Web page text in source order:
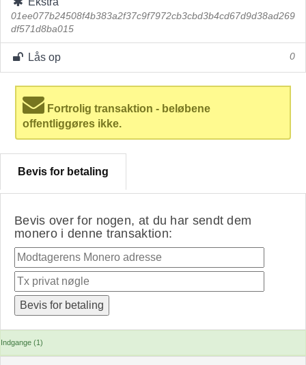
01ee077b24508f4b383a2f37c9f7972cb3cbd3b4cd67d9d38ad269
df571d8ba015
Lås op 0
Fortrolig transaktion - beløbene
offentliggøres ikke.
Bevis for betaling
Bevis over for nogen, at du har sendt dem
monero i denne transaktion:
Indgange (1)